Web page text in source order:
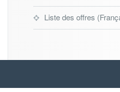
Liste des offres